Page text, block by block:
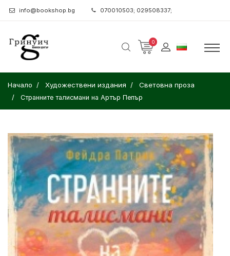
info@bookshop.bg 070010503; 029508337;
0
Начало Художествени издания Световна проза
Странните талисмани на Артър Пепър